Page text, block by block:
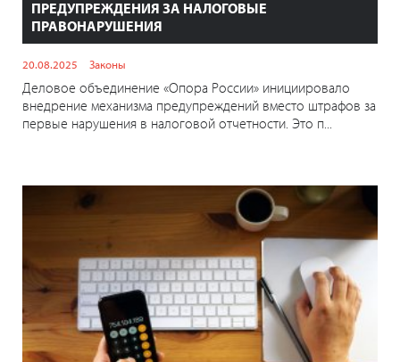
ПРЕДУПРЕЖДЕНИЯ ЗА НАЛОГОВЫЕ
ПРАВОНАРУШЕНИЯ
20.08.2025 Законы
Деловое объединение «Опора России» инициировало
внедрение механизма предупреждений вместо штрафов за
первые нарушения в налоговой отчетности. Это п...